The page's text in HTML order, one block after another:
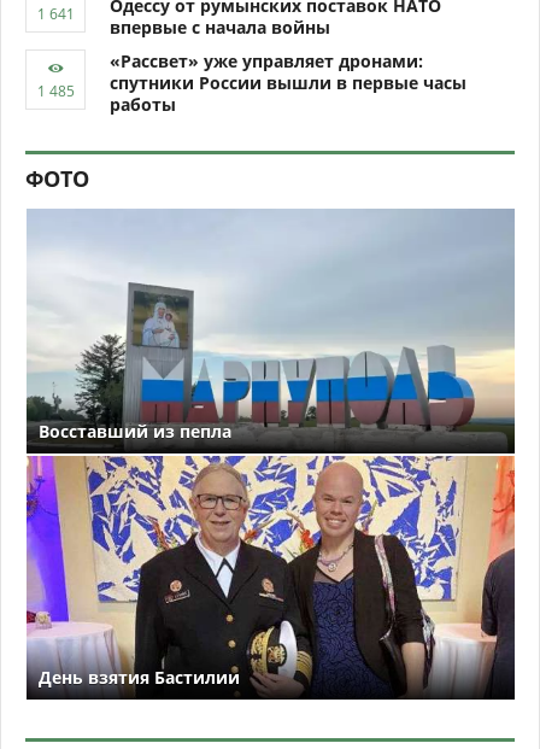
Одессу от румынских поставок НАТО
впервые с начала войны
«Рассвет» уже управляет дронами:
спутники России вышли в первые часы
работы
ФОТО
Восставший из пепла
День взятия Бастилии